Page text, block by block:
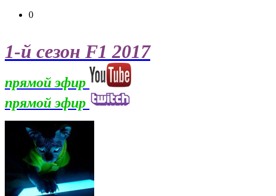
0
1-й сезон F1 2017
прямой эфир
прямой эфир